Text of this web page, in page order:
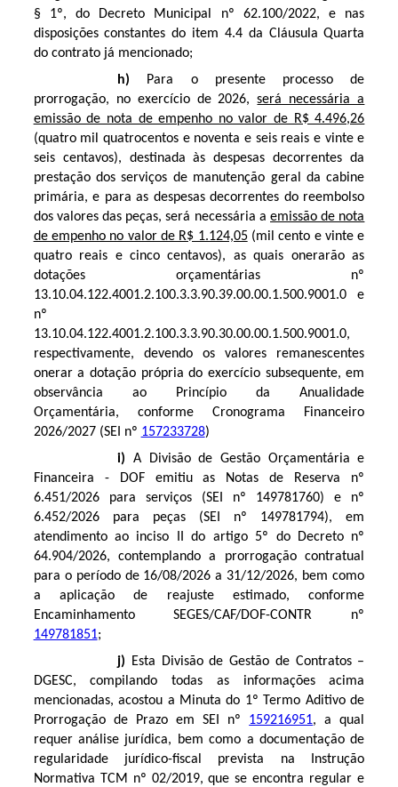
§ 1º, do Decreto Municipal nº 62.100/2022, e nas
disposições constantes do item 4.4 da Cláusula Quarta
do contrato já mencionado;
h)
Para o presente processo de
prorrogação, no exercício de 2026,será necessária a
emissão de nota de empenho no valor de R$ 4.496,26
(quatro mil quatrocentos e noventa e seis reais e vinte e
seis centavos), destinada às despesas decorrentes da
prestação dos serviços de manutenção geral da cabine
primária, e para as despesas decorrentes do reembolso
dos valores das peças, será necessária a emissão de nota
de empenho no valor de R$ 1.124,05(mil cento e vinte e
quatro reais e cinco centavos), as quais onerarão as
dotações orçamentárias nº
13.10.04.122.4001.2.100.3.3.90.39.00.00.1.500.9001.0 e
nº
13.10.04.122.4001.2.100.3.3.90.30.00.00.1.500.9001.0,
respectivamente, devendo os valores remanescentes
onerar a dotação própria do exercício subsequente, em
observância ao Princípio da Anualidade
Orçamentária, conforme Cronograma Financeiro
2026/2027 (SEI nº 157233728)
i) A Divisão de Gestão Orçamentária e
Financeira - DOF emitiu as Notas de Reserva nº
6.451/2026 para serviços (SEI nº 149781760) e nº
6.452/2026 para peças (SEI nº 149781794), em
atendimento ao inciso II do artigo 5º do Decreto nº
64.904/2026, contemplando a prorrogação contratual
para o período de 16/08/2026 a 31/12/2026, bem como
a aplicação de reajuste estimado, conforme
Encaminhamento SEGES/CAF/DOF-CONTR nº
149781851;
j) Esta Divisão de Gestão de Contratos –
DGESC, compilando todas as informações acima
mencionadas, acostou a Minuta do 1º Termo Aditivo de
Prorrogação de Prazo em SEI nº 159216951, a qual
requer análise jurídica, bem como a documentação de
regularidade jurídico-fiscal prevista na Instrução
Normativa TCM nº 02/2019, que se encontra regular e